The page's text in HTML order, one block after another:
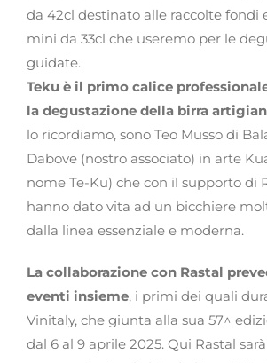
da 42cl destinato alle raccolte fondi
mini da 33cl che useremo per le
guidate.
Teku è il primo calice
la degustazione della birra
lo ricordiamo, sono Teo Musso di
Dabove (nostro associato) in arte
nome Te-Ku) che con il supporto di
hanno dato vita ad un bicchiere
dalla linea essenziale e moderna.
La collaborazione con Rastal
eventi insieme, i primi dei quali
Vinitaly, che giunta alla sua 57^
dal 6 al 9 aprile 2025. Qui Rastal